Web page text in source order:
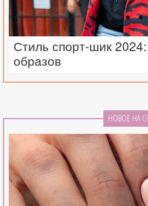
Стиль спорт-шик
образов
НОВОЕ НА